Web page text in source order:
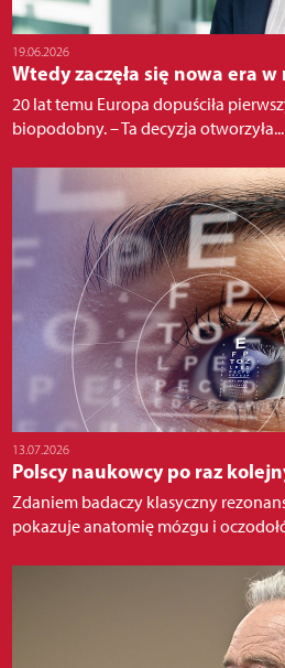
19.06.2026
Wtedy zaczęła się nowa era
20 lat temu Europa dopuściła
biopodobny. – Ta decyzja otworzyła...
13.07.2026
Polscy naukowcy po raz
Zdaniem badaczy klasyczny
pokazuje anatomię mózgu i